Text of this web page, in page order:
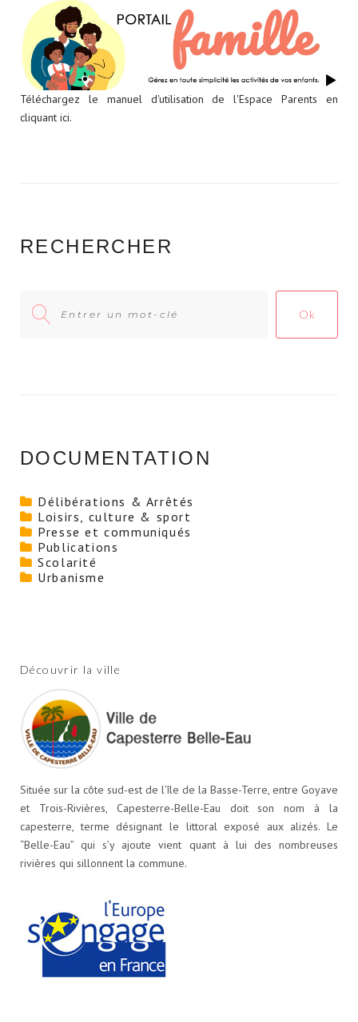
Téléchargez le manuel d'utilisation de l'Espace Parents en
cliquant ici.
RECHERCHER
for:
Ok
DOCUMENTATION
Délibérations & Arrêtés
Loisirs, culture & sport
Presse et communiqués
Publications
Scolarité
Urbanisme
Découvrir la ville
Située sur la côte sud-est de l’île de la Basse-Terre, entre Goyave
et Trois-Rivières, Capesterre-Belle-Eau doit son nom à la
capesterre, terme désignant le littoral exposé aux alizés. Le
“Belle-Eau” qui s’y ajoute vient quant à lui des nombreuses
rivières qui sillonnent la commune.